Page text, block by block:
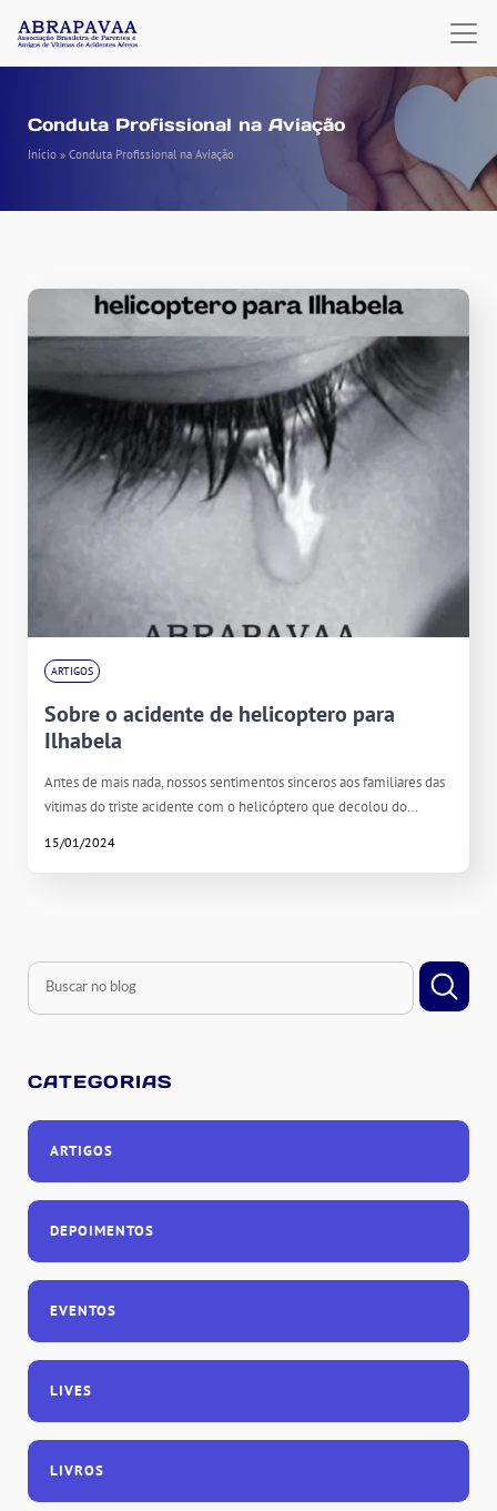
Conduta Profissional na Aviação
Início » Conduta Profissional na Aviação
ARTIGOS
Sobre o acidente de helicoptero para
Ilhabela
Antes de mais nada, nossos sentimentos sinceros aos familiares das
vitimas do triste acidente com o helicóptero que decolou do…
15/01/2024
CATEGORIAS
ARTIGOS
DEPOIMENTOS
EVENTOS
LIVES
LIVROS